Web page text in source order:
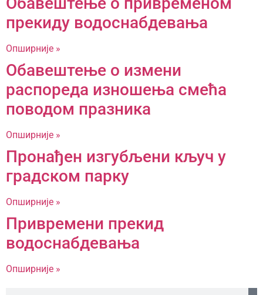
прекиду водоснабдевања
Опширније »
Обавештење о измени
распореда изношења смећа
поводом празника
Опширније »
Пронађен изгубљени кључ у
градском парку
Опширније »
Привремени прекид
водоснабдевања
Опширније »